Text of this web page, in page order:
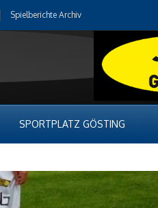
Spielberichte Archiv
SPORTPLATZ GÖSTING